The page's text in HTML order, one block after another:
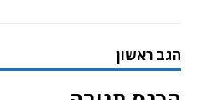
הגב ראשון